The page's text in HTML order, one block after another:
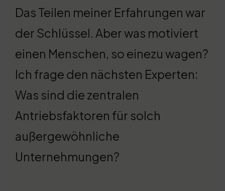
Das Teilen meiner Erfahrungen war
der Schlüssel. Aber was motiviert
einen Menschen, so einezu wagen?
Ich frage den nächsten Experten:
Was sind die zentralen
Antriebsfaktoren für solch
außergewöhnliche
Unternehmungen?